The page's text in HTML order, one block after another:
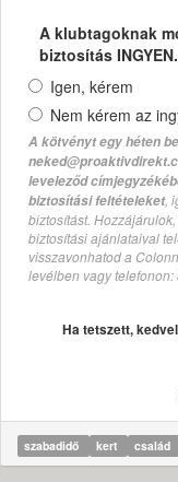
A klubtagoknak
biztosítás
Igen, kérem
Nem kérem az
A kötvényt egy héten
leveleződ
biztosítási feltételeket,
biztosítást.
biztosítási ajánlataival
visszavonhatod a
levélben vagy telefonon:
Ha tetszett,
szabadidő kert család